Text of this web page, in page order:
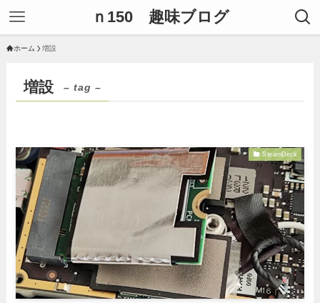
ｎ150 趣味ブログ
ホーム 増設
増設 – tag –
SteamDeck